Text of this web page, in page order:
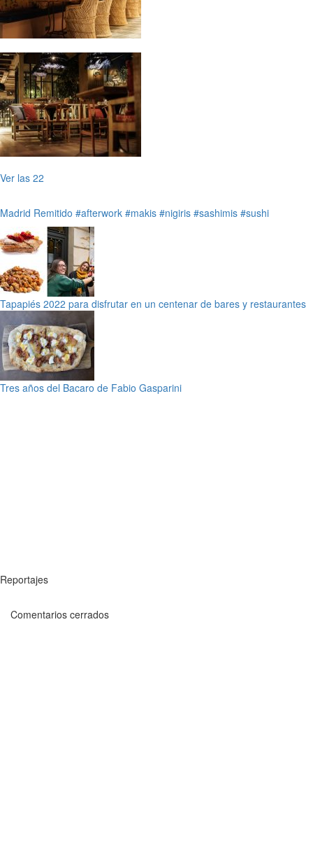
Ver las 22
Madrid Remitido #afterwork #makis #nigiris #sashimis #sushi
Tapapiés 2022 para disfrutar en un centenar de bares y restaurantes
Tres años del Bacaro de Fabio Gasparini
Reportajes
Comentarios cerrados